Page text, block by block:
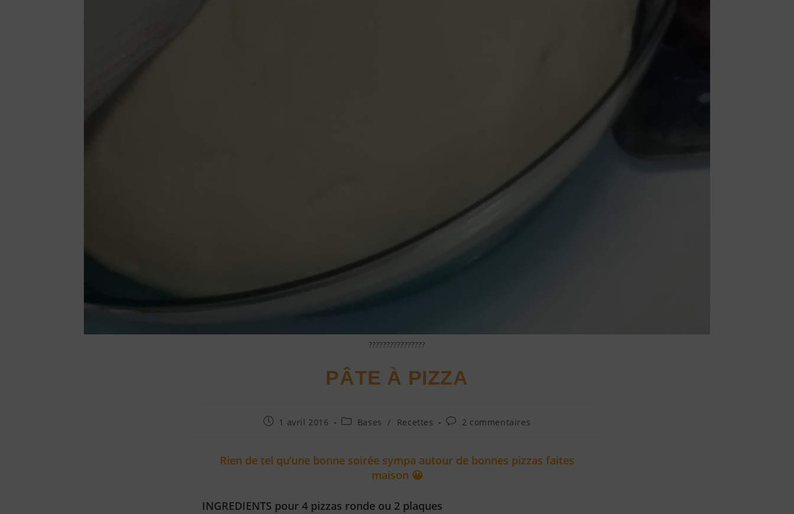
????????????????
PÂTE À PIZZA
1 avril 2016 Bases / Recettes 2 commentaires
Rien de tel qu’une bonne soirée sympa autour de bonnes pizzas faites
maison 😀
INGREDIENTS pour 4 pizzas ronde ou 2 plaques